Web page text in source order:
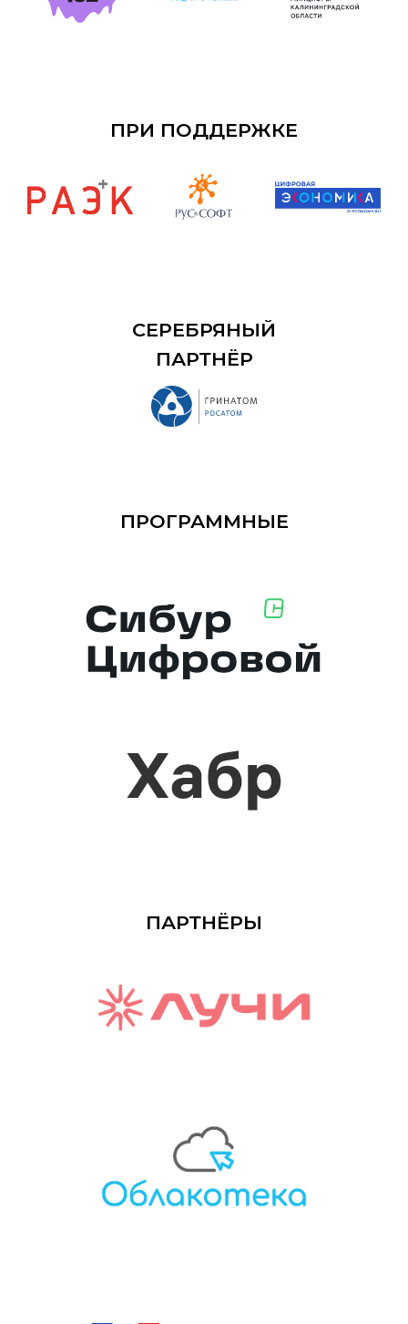
ПРИ ПОДДЕРЖКЕ
СЕРЕБРЯНЫЙ
ПАРТНЁР
ПРОГРАММНЫЕ
ПАРТНЁРЫ